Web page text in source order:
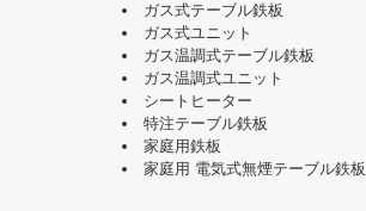
ガス式テーブル鉄板
ガス式ユニット
ガス温調式テーブル鉄板
ガス温調式ユニット
シートヒーター
特注テーブル鉄板
家庭用鉄板
家庭用 電気式無煙テーブル鉄板